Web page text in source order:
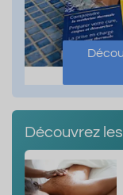
Découvrez